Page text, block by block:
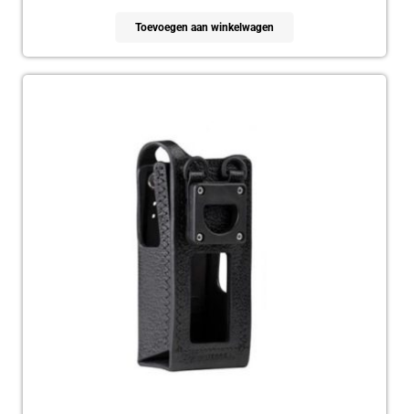
Toevoegen aan winkelwagen